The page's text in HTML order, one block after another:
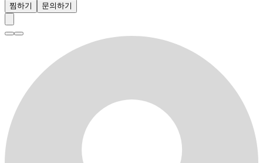
찜하기 문의하기